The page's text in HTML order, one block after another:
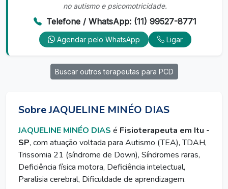
no autismo e psicomotricidade.
Telefone / WhatsApp: (11) 99527-8771
Agendar pelo WhatsApp Ligar
Buscar outros terapeutas para PCD
Sobre JAQUELINE MINÉO DIAS
JAQUELINE MINÉO DIAS é Fisioterapeuta em Itu -
SP, com atuação voltada para Autismo (TEA), TDAH,
Trissomia 21 (síndrome de Down), Síndromes raras,
Deficiência física motora, Deficiência intelectual,
Paralisia cerebral, Dificuldade de aprendizagem.